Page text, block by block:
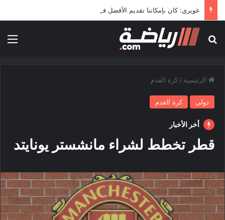
غويري: كان بإمكاننا تقديم الأفضل في المونديال
بحث عن
الرئيسية / كرة القدم
دولي كرة القدم
أخر الأخبار
قطر تخطط لشراء مانشستر يونايتد